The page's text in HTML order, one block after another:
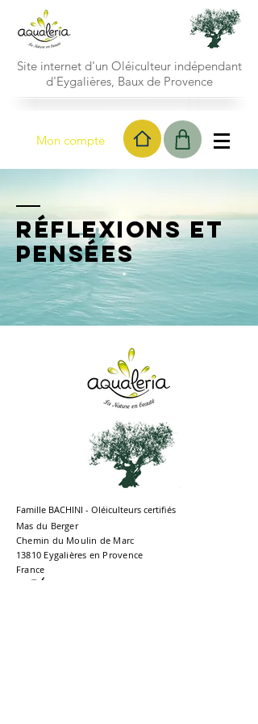
Site internet d'un Oléiculteur indépendant
d'Eygalières, Baux de Provence
Mon compte
Réflexions et
pensées
Famille BACHINI - Oléiculteurs certifiés
Mas du Berger
Chemin du Moulin de Marc
13810 Eygalières en Provence
France